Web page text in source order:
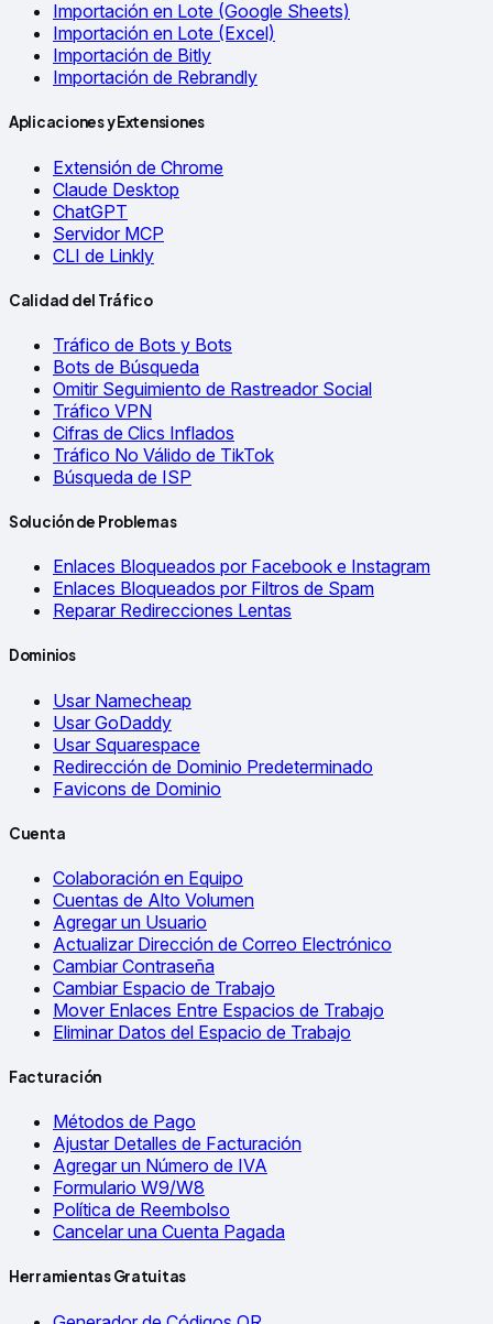
Importación en Lote (Google Sheets)
Importación en Lote (Excel)
Importación de Bitly
Importación de Rebrandly
Aplicaciones y Extensiones
Extensión de Chrome
Claude Desktop
ChatGPT
Servidor MCP
CLI de Linkly
Calidad del Tráfico
Tráfico de Bots y Bots
Bots de Búsqueda
Omitir Seguimiento de Rastreador Social
Tráfico VPN
Cifras de Clics Inflados
Tráfico No Válido de TikTok
Búsqueda de ISP
Solución de Problemas
Enlaces Bloqueados por Facebook e Instagram
Enlaces Bloqueados por Filtros de Spam
Reparar Redirecciones Lentas
Dominios
Usar Namecheap
Usar GoDaddy
Usar Squarespace
Redirección de Dominio Predeterminado
Favicons de Dominio
Cuenta
Colaboración en Equipo
Cuentas de Alto Volumen
Agregar un Usuario
Actualizar Dirección de Correo Electrónico
Cambiar Contraseña
Cambiar Espacio de Trabajo
Mover Enlaces Entre Espacios de Trabajo
Eliminar Datos del Espacio de Trabajo
Facturación
Métodos de Pago
Ajustar Detalles de Facturación
Agregar un Número de IVA
Formulario W9/W8
Política de Reembolso
Cancelar una Cuenta Pagada
Herramientas Gratuitas